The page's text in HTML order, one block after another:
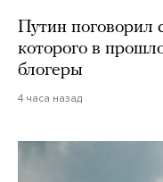
Путин
которого в
блогеры
4 часа назад